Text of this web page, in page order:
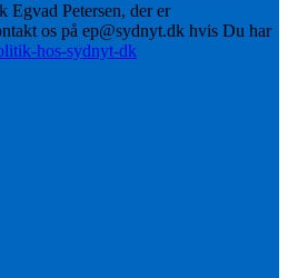
Egvad Petersen, der er
os på ep@sydnyt.dk hvis Du har
hos-sydnyt-dk